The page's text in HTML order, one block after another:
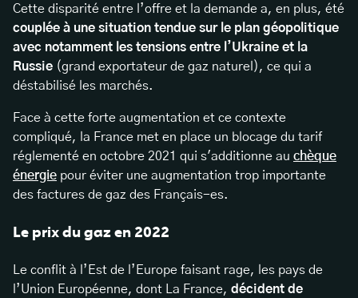
Cette disparité entre l’offre et la demande a, en plus, été
couplée à une situation tendue sur le plan géopolitique
avec notamment les tensions entre l’Ukraine et la
Russie (grand exportateur de gaz naturel), ce qui a
déstabilisé les marchés.
Face à cette forte augmentation et ce contexte
compliqué, la France met en place un blocage du tarif
réglementé en octobre 2021 qui s'additionne au chèque
énergie pour éviter une augmentation trop importante
des factures de gaz des Français-es.
Le prix du gaz en 2022
Le conflit à l’Est de l’Europe faisant rage, les pays de
l’Union Européenne, dont La France, décident de